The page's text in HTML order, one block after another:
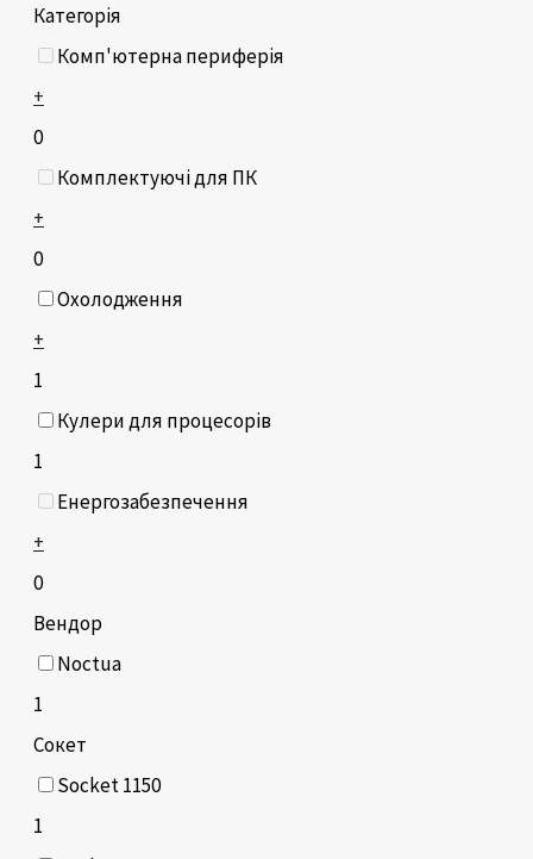
Категорія
Комп'ютерна периферія
+
0
Комплектуючі для ПК
+
0
Охолодження
+
1
Кулери для процесорів
1
Енергозабезпечення
+
0
Вендор
Noctua
1
Сокет
Socket 1150
1